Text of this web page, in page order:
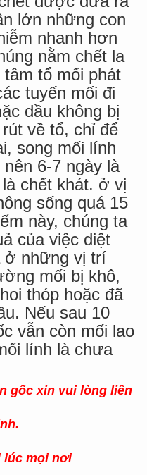
lớn những con
nhanh hơn
nằm chết la
tổ mối phát
tuyến mối đi
dầu không bị
về tổ, chỉ để
song mối lính
6-7 ngày là
chết khát. ở vị
sống quá 15
này, chúng ta
của việc diệt
ở những vị trí
mối bị khô,
thóp hoặc đã
Nếu sau 10
vẫn còn mối lao
lính là chưa
gốc xin vui lòng liên
lúc mọi nơi